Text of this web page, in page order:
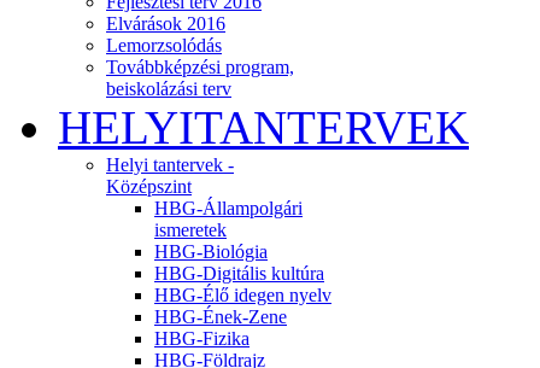
Elvárások 2016
Lemorzsolódás
Továbbképzési program,
beiskolázási terv
HELYITANTERVEK
Helyi tantervek -
Középszint
HBG-Állampolgári
ismeretek
HBG-Biológia
HBG-Digitális kultúra
HBG-Élő idegen nyelv
HBG-Ének-Zene
HBG-Fizika
HBG-Földrajz